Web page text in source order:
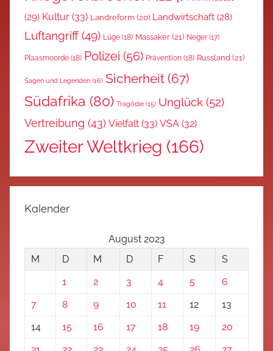
(29) Kultur (33) Landreform (20) Landwirtschaft (28)
Luftangriff (49) Lüge (18) Massaker (21) Neger (17)
Plaasmoorde (18) Polizei (56) Prävention (18) Russland (21)
Sagen und Legenden (16) Sicherheit (67)
Südafrika (80) Tragödie (15) Unglück (52)
Vertreibung (43) Vielfalt (33) VSA (32)
Zweiter Weltkrieg (166)
Kalender
August 2023
M
D M D F S
S
1
2 3 4 5
6
7
8 9 10 11 12
13
14
15 16 17 18 19
20